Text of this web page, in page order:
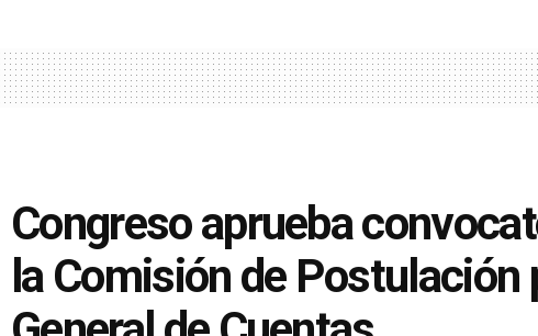
Congreso aprueba
la Comisión de Postulación